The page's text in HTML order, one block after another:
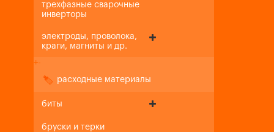
трехфазные сварочные
инверторы
электроды, проволока,
краги, магниты и др.
+-
расходные материалы
биты
бруски и терки